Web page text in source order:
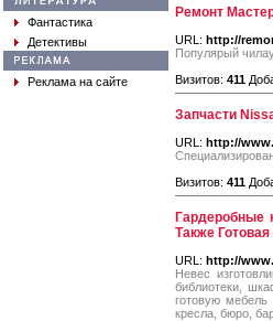
Фантастика
Детективы
Реклама на сайте
Ремонт
URL: http://
Популярый
Визитов: 411
Запчасти
URL: http://
Визитов: 411
Также
URL: http://
Невес
библиотеки,
готовую
кресла, бюро,